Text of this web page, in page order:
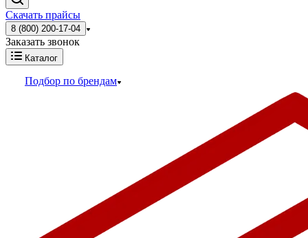
Скачать прайсы
8 (800) 200-17-04
Заказать звонок
Каталог
Подбор по брендам